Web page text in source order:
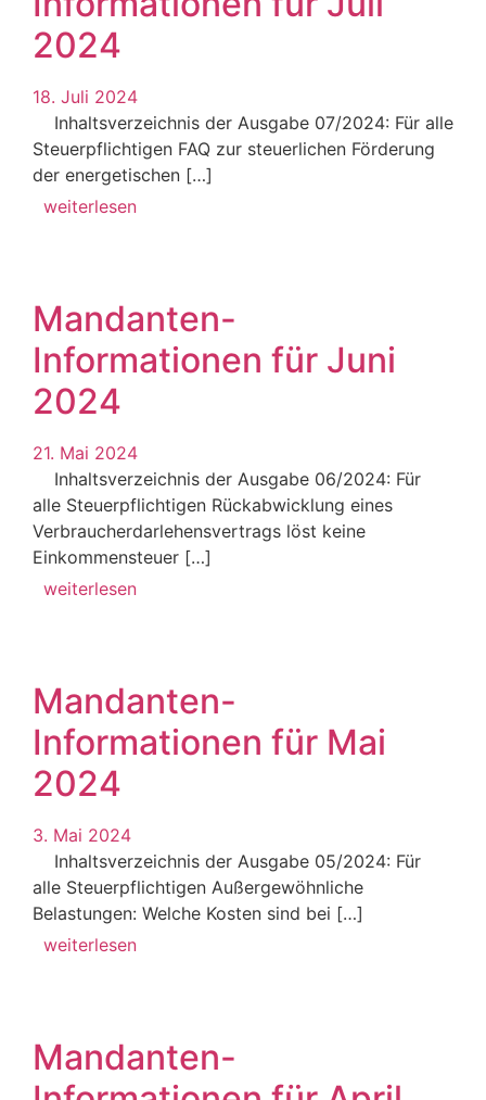
2024
18. Juli 2024
Inhaltsverzeichnis der Ausgabe 07/2024: Für alle
Steuerpflichtigen FAQ zur steuerlichen Förderung
der energetischen […]
weiterlesen
Mandanten-
Informationen für Juni
2024
21. Mai 2024
Inhaltsverzeichnis der Ausgabe 06/2024: Für
alle Steuerpflichtigen Rückabwicklung eines
Verbraucherdarlehensvertrags löst keine
Einkommensteuer […]
weiterlesen
Mandanten-
Informationen für Mai
2024
3. Mai 2024
Inhaltsverzeichnis der Ausgabe 05/2024: Für
alle Steuerpflichtigen Außergewöhnliche
Belastungen: Welche Kosten sind bei […]
weiterlesen
Mandanten-